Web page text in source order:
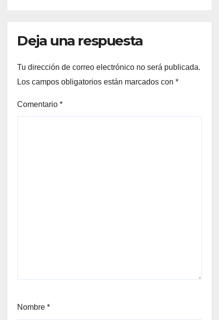
Deja una respuesta
Tu dirección de correo electrónico no será publicada.
Los campos obligatorios están marcados con *
Comentario *
Nombre *